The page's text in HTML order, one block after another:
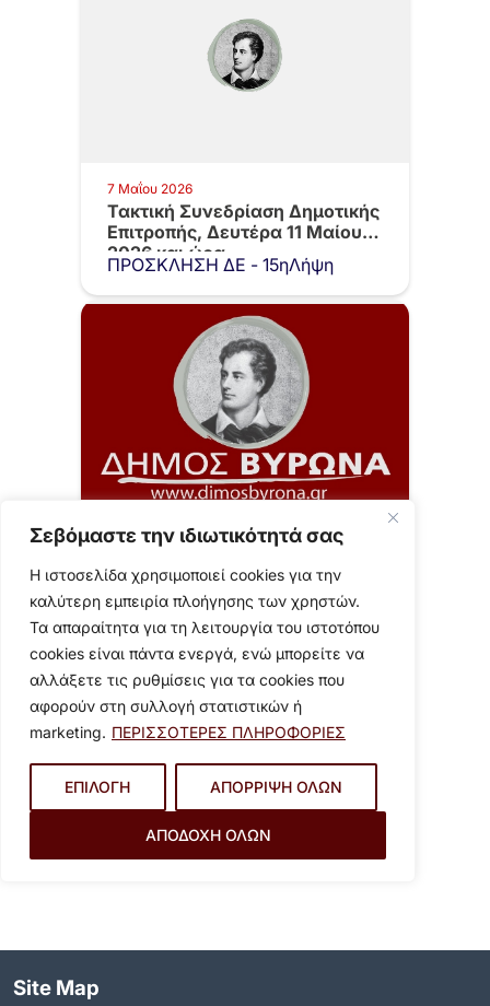
Σεβόμαστε την ιδιωτικότητά σας
Η ιστοσελίδα χρησιμοποιεί cookies για την
καλύτερη εμπειρία πλοήγησης των χρηστών.
Τα απαραίτητα για τη λειτουργία του ιστοτόπου
cookies είναι πάντα ενεργά, ενώ μπορείτε να
αλλάξετε τις ρυθμίσεις για τα cookies που
αφορούν στη συλλογή στατιστικών ή
marketing. ΠΕΡΙΣΣΟΤΕΡΕΣ ΠΛΗΡΟΦΟΡΙΕΣ
ΕΠΙΛΟΓΗ ΑΠΟΡΡΙΨΗ ΟΛΩΝ
ΑΠΟΔΟΧΗ ΟΛΩΝ
7 Μαΐου 2026
Τακτική Συνεδρίαση Δημοτικής
Επιτροπής, Δευτέρα 11 Μαίου
2026 και ώρα…
ΠΡΟΣΚΛΗΣΗ ΔΕ - 15ηΛήψη
5 Μαΐου 2026
Η ανεξέλεγκτη σίτιση των
περιστεριών προκαλεί σοβαρά
προβλήματα υγείας
Σας ενημερώνουμε ότι η
ανεξέλεγκτη σίτιση των
περιστεριών προκαλεί σοβαρά
προβλήματα. Οι μεγάλοι
πληθυσμοί περιστεριών
κίνδυνο πρόκλησης ατυχημάτων,
…
1234…1819
Site Map